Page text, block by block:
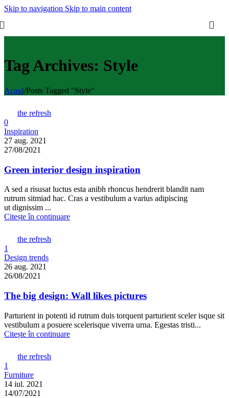
Skip to navigation Skip to main content
Tag Archives: Style
Acasă/Posts Tagged "Style"
the refresh
0
Inspiration
27 aug. 2021
27/08/2021
Green interior design inspiration
A sed a risusat luctus esta anibh rhoncus hendrerit blandit nam
rutrum sitmiad hac. Cras a vestibulum a varius adipiscing
ut dignissim ...
Citește în continuare
the refresh
1
Design trends
26 aug. 2021
26/08/2021
The big design: Wall likes pictures
Parturient in potenti id rutrum duis torquent parturient sceler isque sit
vestibulum a posuere scelerisque viverra urna. Egestas tristi...
Citește în continuare
the refresh
1
Furniture
14 iul. 2021
14/07/2021